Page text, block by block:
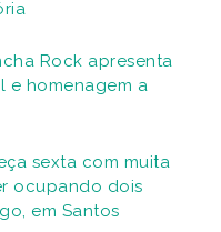
Rock apresenta
e homenagem a
sexta com muita
ocupando dois
em Santos